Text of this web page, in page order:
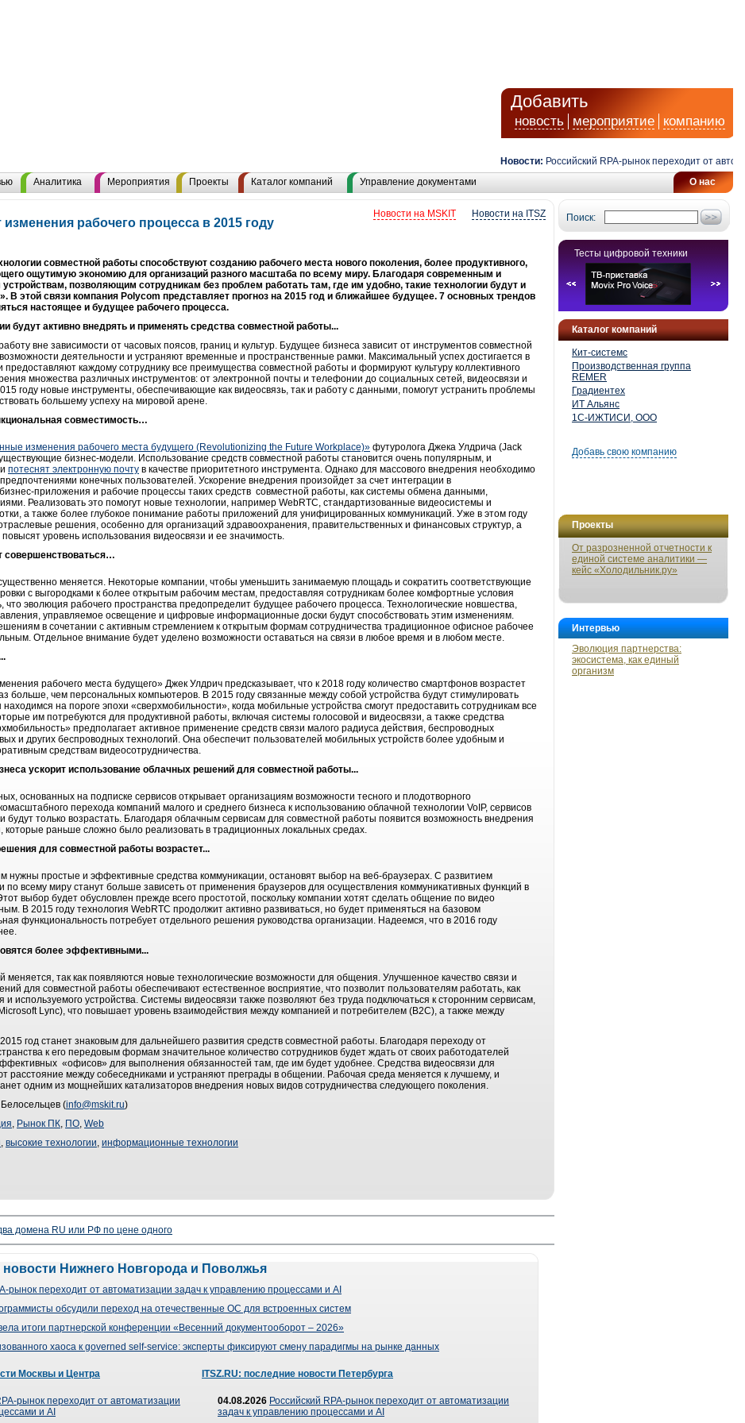
Добавить
новость мероприятие компанию
Новости: Российский RPA-рынок переходит от
О нас
Аналитика Мероприятия Проекты Каталог компаний Управление документами
Поиск:
Тесты цифровой техники
Каталог компаний
Кит-системс
Производственная группа
REMER
Градиентех
ИТ Альянс
1С-ИЖТИСИ, ООО
Добавь свою компанию
Проекты
От разрозненной отчетности к
единой системе аналитики —
кейс «Холодильник.ру»
Интервью
Эволюция партнерства:
экосистема, как единый
организм
Новости на ITSZ
Новости на MSKIT
изменения рабочего процесса в 2015 году
совместной работы способствуют созданию рабочего места нового поколения, более продуктивного,
ощутимую экономию для организаций разного масштаба по всему миру. Благодаря современным и
позволяющим сотрудникам без проблем работать там, где им удобно, такие технологии будут и
В этой связи компания Polycom представляет прогноз на 2015 год и ближайшее будущее. 7 основных трендов
настоящее и будущее рабочего процесса.
будут активно внедрять и применять средства совместной работы...
вне зависимости от часовых поясов, границ и культур. Будущее бизнеса зависит от инструментов совместной
деятельности и устраняют временные и пространственные рамки. Максимальный успех достигается в
предоставляют каждому сотруднику все преимущества совместной работы и формируют культуру коллективного
множества различных инструментов: от электронной почты и телефонии до социальных сетей, видеосвязи и
году новые инструменты, обеспечивающие как видеосвязь, так и работу с данными, помогут устранить проблемы
большему успеху на мировой арене.
совместимость…
изменения рабочего места будущего (Revolutionizing the Future Workplace)» футуролога Джека Улдрича (Jack
бизнес-модели. Использование средств совместной работы становится очень популярным, и
потеснят электронную почту в качестве приоритетного инструмента. Однако для массового внедрения необходимо
конечных пользователей. Ускорение внедрения произойдет за счет интеграции в
приложения и рабочие процессы таких средств совместной работы, как системы обмена данными,
Реализовать это помогут новые технологии, например WebRTC, стандартизованные видеосистемы и
а также более глубокое понимание работы приложений для унифицированных коммуникаций. Уже в этом году
решения, особенно для организаций здравоохранения, правительственных и финансовых структур, а
уровень использования видеосвязи и ее значимость.
совершенствоваться…
меняется. Некоторые компании, чтобы уменьшить занимаемую площадь и сократить соответствующие
с выгородками к более открытым рабочим местам, предоставляя сотрудникам более комфортные условия
что эволюция рабочего пространства предопределит будущее рабочего процесса. Технологические новшества,
управляемое освещение и цифровые информационные доски будут способствовать этим изменениям.
в сочетании с активным стремлением к открытым формам сотрудничества традиционное офисное рабочее
Отдельное внимание будет уделено возможности оставаться на связи в любое время и в любом месте.
рабочего места будущего» Джек Улдрич предсказывает, что к 2018 году количество смартфонов возрастет
больше, чем персональных компьютеров. В 2015 году связанные между собой устройства будут стимулировать
на пороге эпохи «сверхмобильности», когда мобильные устройства смогут предоставить сотрудникам все
им потребуются для продуктивной работы, включая системы голосовой и видеосвязи, а также средства
предполагает активное применение средств связи малого радиуса действия, беспроводных
и других беспроводных технологий. Она обеспечит пользователей мобильных устройств более удобным и
средствам видеосотрудничества.
ускорит использование облачных решений для совместной работы...
основанных на подписке сервисов открывает организациям возможности тесного и плодотворного
перехода компаний малого и среднего бизнеса к использованию облачной технологии VoIP, сервисов
только возрастать. Благодаря облачным сервисам для совместной работы появится возможность внедрения
раньше сложно было реализовать в традиционных локальных средах.
для совместной работы возрастет...
нужны простые и эффективные средства коммуникации, остановят выбор на веб-браузерах. С развитием
по всему миру станут больше зависеть от применения браузеров для осуществления коммуникативных функций в
выбор будет обусловлен прежде всего простотой, поскольку компании хотят сделать общение по видео
В 2015 году технология WebRTC продолжит активно развиваться, но будет применяться на базовом
функциональность потребует отдельного решения руководства организации. Надеемся, что в 2016 году
более эффективными...
так как появляются новые технологические возможности для общения. Улучшенное качество связи и
для совместной работы обеспечивают естественное восприятие, что позволит пользователям работать, как
используемого устройства. Системы видеосвязи также позволяют без труда подключаться к сторонним сервисам,
Lync), что повышает уровень взаимодействия между компанией и потребителем (B2C), а также между
год станет знаковым для дальнейшего развития средств совместной работы. Благодаря переходу от
к его передовым формам значительное количество сотрудников будет ждать от своих работодателей
«офисов» для выполнения обязанностей там, где им будет удобнее. Средства видеосвязи для
расстояние между собеседниками и устраняют преграды в общении. Рабочая среда меняется к лучшему, и
одним из мощнейших катализаторов внедрения новых видов сотрудничества следующего поколения.
(info@mskit.ru)
, Рынок ПК, ПО, Web
, высокие технологии, информационные технологии
домена RU или РФ по цене одного
новости Нижнего Новгорода и Поволжья
рынок переходит от автоматизации задач к управлению процессами и AI
обсудили переход на отечественные ОС для встроенных систем
итоги партнерской конференции «Весенний документооборот – 2026»
хаоса к governed self-service: эксперты фиксируют смену парадигмы на рынке данных
Москвы и Центра
рынок переходит от автоматизации
и AI
ITSZ.RU: последние новости Петербурга
04.08.2026 Российский RPA-рынок переходит от автоматизации
задач к управлению процессами и AI